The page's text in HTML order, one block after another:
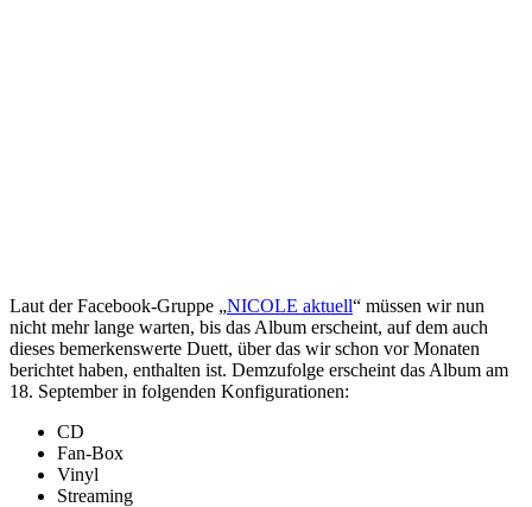
Laut der Facebook-Gruppe „NICOLE aktuell“ müssen wir nun
nicht mehr lange warten, bis das Album erscheint, auf dem auch
dieses bemerkenswerte Duett, über das wir schon vor Monaten
berichtet haben, enthalten ist. Demzufolge erscheint das Album am
18. September in folgenden Konfigurationen:
CD
Fan-Box
Vinyl
Streaming